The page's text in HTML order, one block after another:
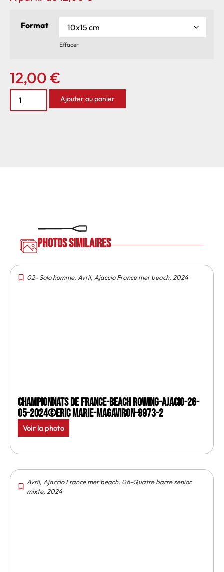
Format
Effacer
12,00€
Ajouter au panier
Photos similaires
02- Solo homme, Avril, Ajaccio France mer beach, 2024
Championnats de France-Beach rowing-Ajacio-26-
05-2024©Eric Marie-MagAviron-9973-2
Voir la photo
Avril, Ajaccio France mer beach, 06-Quatre barre senior
mixte, 2024